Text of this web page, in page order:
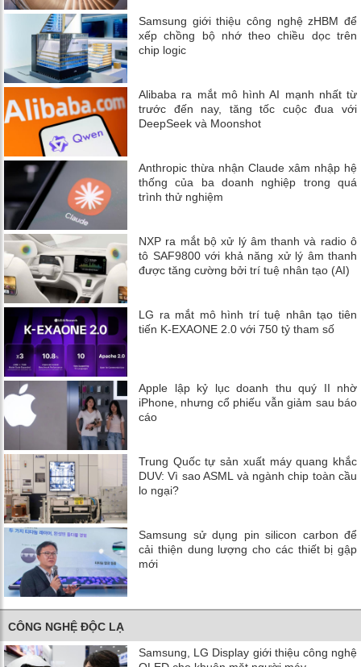
Samsung giới thiệu công nghệ zHBM để
xếp chồng bộ nhớ theo chiều dọc trên
chip logic
Alibaba ra mắt mô hình AI mạnh nhất từ
trước đến nay, tăng tốc cuộc đua với
DeepSeek và Moonshot
Anthropic thừa nhận Claude xâm nhập hệ
thống của ba doanh nghiệp trong quá
trình thử nghiệm
NXP ra mắt bộ xử lý âm thanh và radio ô
tô SAF9800 với khả năng xử lý âm thanh
được tăng cường bởi trí tuệ nhân tạo (AI)
LG ra mắt mô hình trí tuệ nhân tạo tiên
tiến K-EXAONE 2.0 với 750 tỷ tham số
Apple lập kỷ lục doanh thu quý II nhờ
iPhone, nhưng cổ phiếu vẫn giảm sau báo
cáo
Trung Quốc tự sản xuất máy quang khắc
DUV: Vì sao ASML và ngành chip toàn cầu
lo ngại?
Samsung sử dụng pin silicon carbon để
cải thiện dung lượng cho các thiết bị gập
mới
CÔNG NGHỆ ĐỘC LẠ
Samsung, LG Display giới thiệu công nghệ